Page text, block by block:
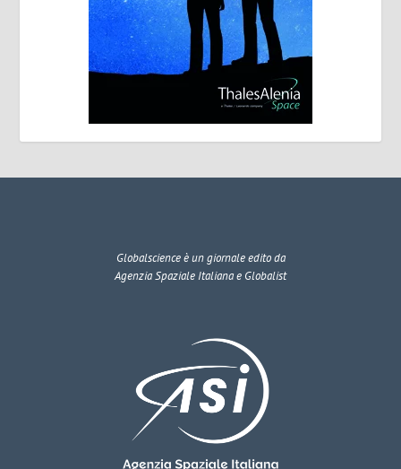
Globalscienceè un giornale edito da
Agenzia Spaziale Italiana e Globalist